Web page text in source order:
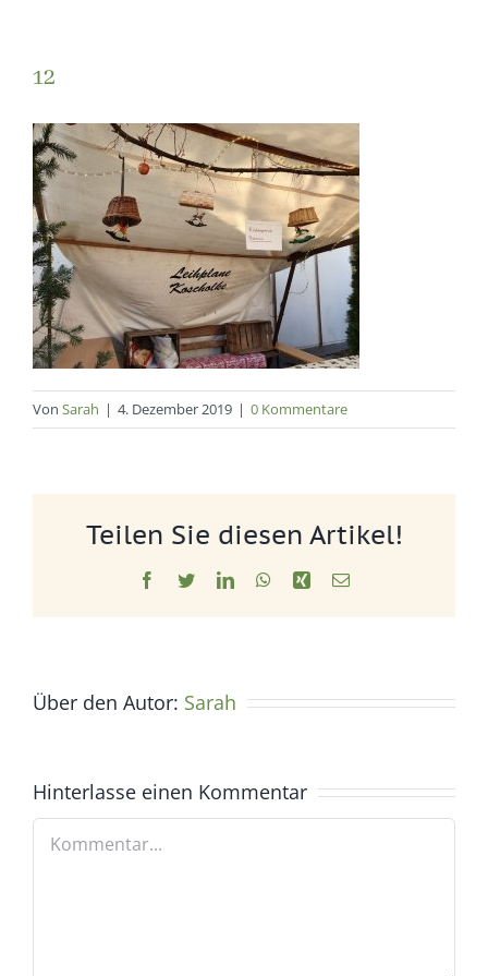
12
Von Sarah | 4. Dezember 2019 | 0 Kommentare
Teilen Sie diesen Artikel!
Facebook
TwitterLinkedInWhatsApp
Xing E-
Über den Autor: Sarah
Hinterlasse einen Kommentar
Kommentar